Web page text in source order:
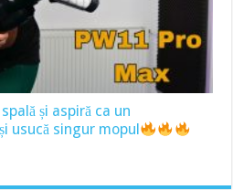
și aspiră ca un
usucă singur mopul